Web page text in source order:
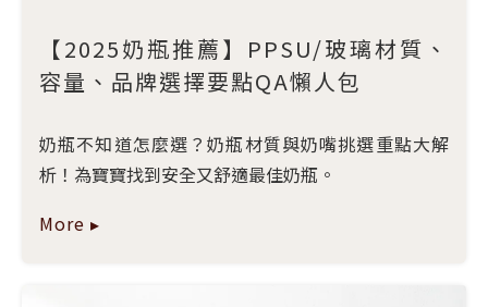
【2025奶瓶推薦】PPSU/玻璃材質、
容量、品牌選擇要點QA懶人包
奶瓶不知道怎麼選？奶瓶材質與奶嘴挑選重點大解
析！為寶寶找到安全又舒適最佳奶瓶。
More ▸